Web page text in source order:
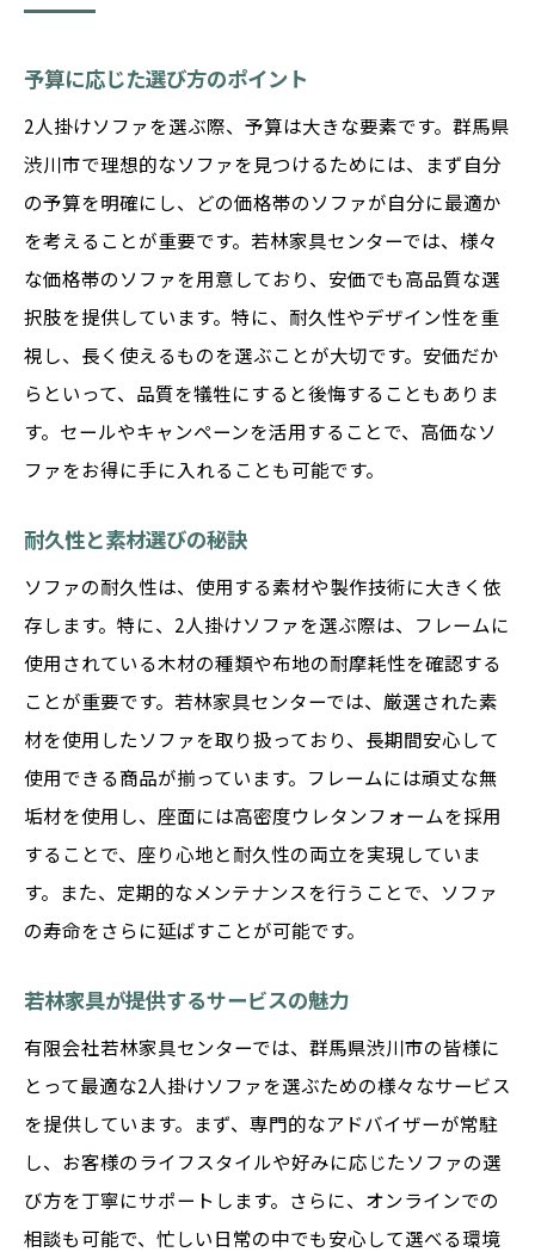
快適な2人掛けソファがリビングルームを彩る理
空間を広く見せるインテリアの工夫
色やデザインで個性を演出
快適な座り心地がもたらすリラクゼーショ
ン効果
家族や友人との団らんを促進するソファ選
渋川市の住宅事情に合わせたソファの選び
方
季節に応じたソファカバーの活用
渋川市限定！若林家具センターのおすすめ2人掛
若林家具の特選モデル紹介
地元で人気のデザインをチェック
限定モデルの特徴と魅力
環境に優しい素材を使用したソファ
購入者の声から見る満足度
スタイリッシュな2人掛けソファの選び方と渋川
市での購入のヒント
インテリアスタイルに合わせた選び方
購入前に試したいポイント
渋川市での購入時の注意事項
若林家具での購入体験談
ネット購入と店舗購入のメリット・デメリ
予算に応じた選び方のポイント
2人掛けソファを選ぶ際、予算は大きな要素です。群馬県
渋川市で理想的なソファを見つけるためには、まず自分
の予算を明確にし、どの価格帯のソファが自分に最適か
を考えることが重要です。若林家具センターでは、様々
な価格帯のソファを用意しており、安価でも高品質な選
択肢を提供しています。特に、耐久性やデザイン性を重
視し、長く使えるものを選ぶことが大切です。安価だか
らといって、品質を犠牲にすると後悔することもありま
す。セールやキャンペーンを活用することで、高価なソ
ファをお得に手に入れることも可能です。
耐久性と素材選びの秘訣
ソファの耐久性は、使用する素材や製作技術に大きく依
存します。特に、2人掛けソファを選ぶ際は、フレームに
使用されている木材の種類や布地の耐摩耗性を確認する
ことが重要です。若林家具センターでは、厳選された素
材を使用したソファを取り扱っており、長期間安心して
使用できる商品が揃っています。フレームには頑丈な無
垢材を使用し、座面には高密度ウレタンフォームを採用
することで、座り心地と耐久性の両立を実現していま
す。また、定期的なメンテナンスを行うことで、ソファ
の寿命をさらに延ばすことが可能です。
若林家具が提供するサービスの魅力
有限会社若林家具センターでは、群馬県渋川市の皆様に
とって最適な2人掛けソファを選ぶための様々なサービス
を提供しています。まず、専門的なアドバイザーが常駐
し、お客様のライフスタイルや好みに応じたソファの選
び方を丁寧にサポートします。さらに、オンラインでの
相談も可能で、忙しい日常の中でも安心して選べる環境